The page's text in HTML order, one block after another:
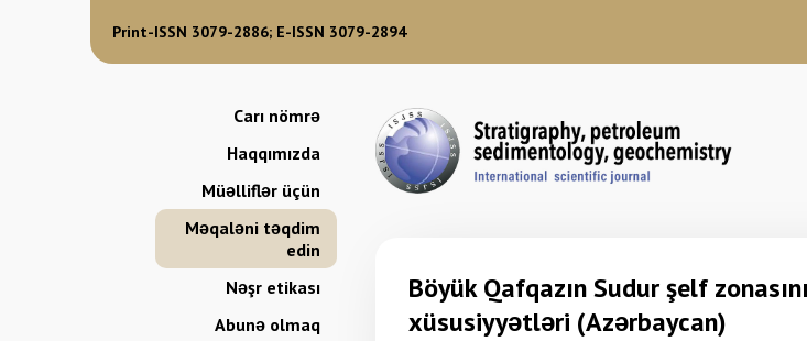
Print-ISSN 3079-2886; E-ISSN 3079-2894
Carı nömrə
Haqqımızda
Müəlliflər üçün
Məqaləni təqdim
edin
Nəşr etikası
Abunə olmaq
Böyük Qafqazın Sudur şelf
xüsusiyyətləri (Azərbaycan)